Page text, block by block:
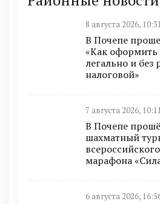
8 августа 2026, 10:31
В Почепе
«Как оформить
легально и без
налоговой»
7 августа 2026, 10:11
В Почепе
шахматный
марафона
6 августа 2026,